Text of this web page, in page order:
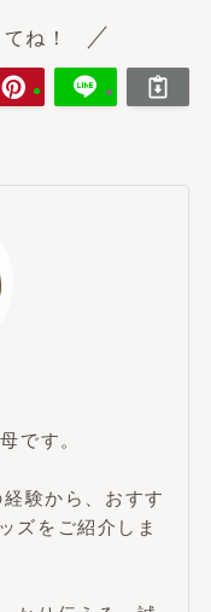
ね！
です。
験から、おすす
ズをご紹介しま